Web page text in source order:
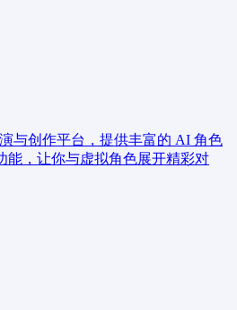
与创作平台，提供丰富的 AI 角色
能，让你与虚拟角色展开精彩对